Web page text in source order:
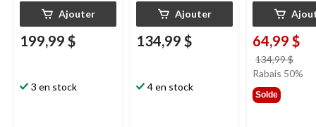
Ajouter
199,99 $
3 en stock
Ajouter
134,99 $
4 en stock
64,99 $
134,99 $
était
Rabais 50%
Solde